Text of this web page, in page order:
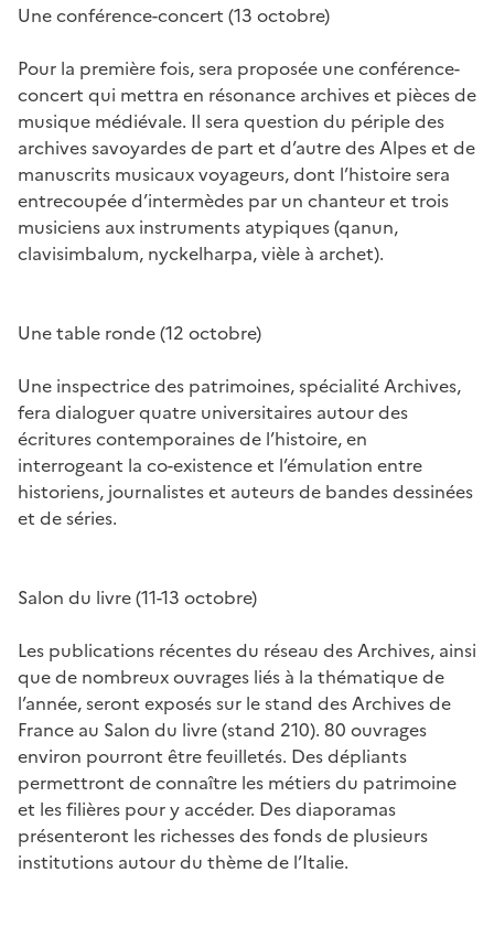
Une conférence-concert (13 octobre)
Pour la première fois, sera proposée une conférence-
concert qui mettra en résonance archives et pièces de
musique médiévale. Il sera question du périple des
archives savoyardes de part et d’autre des Alpes et de
manuscrits musicaux voyageurs, dont l’histoire sera
entrecoupée d’intermèdes par un chanteur et trois
musiciens aux instruments atypiques (qanun,
clavisimbalum, nyckelharpa, vièle à archet).
Une table ronde (12 octobre)
Une inspectrice des patrimoines, spécialité Archives,
fera dialoguer quatre universitaires autour des
écritures contemporaines de l’histoire, en
interrogeant la co-existence et l’émulation entre
historiens, journalistes et auteurs de bandes dessinées
et de séries.
Salon du livre (11-13 octobre)
Les publications récentes du réseau des Archives, ainsi
que de nombreux ouvrages liés à la thématique de
l’année, seront exposés sur le stand des Archives de
France au Salon du livre (stand 210). 80 ouvrages
environ pourront être feuilletés. Des dépliants
permettront de connaître les métiers du patrimoine
et les filières pour y accéder. Des diaporamas
présenteront les richesses des fonds de plusieurs
institutions autour du thème de l’Italie.